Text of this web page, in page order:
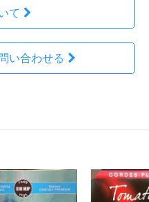
て
い合わせる